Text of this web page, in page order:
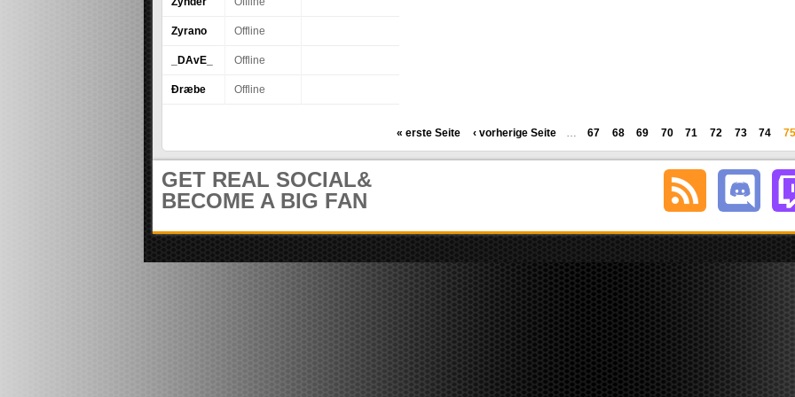
I
E
R
Zyrano Offline
_DAvE_ Offline
Ðræbe Offline
e
i
t
e
« erste Seite ‹ vorherige Seite … 67 68 69 70 71 72 73 74 75
GET REAL SOCIAL&
BECOME A BIG FAN